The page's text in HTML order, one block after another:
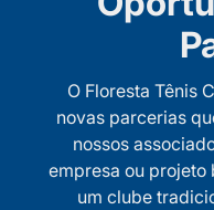
O Floresta Tênis
novas parcerias
nossos
empresa ou projeto
um clube